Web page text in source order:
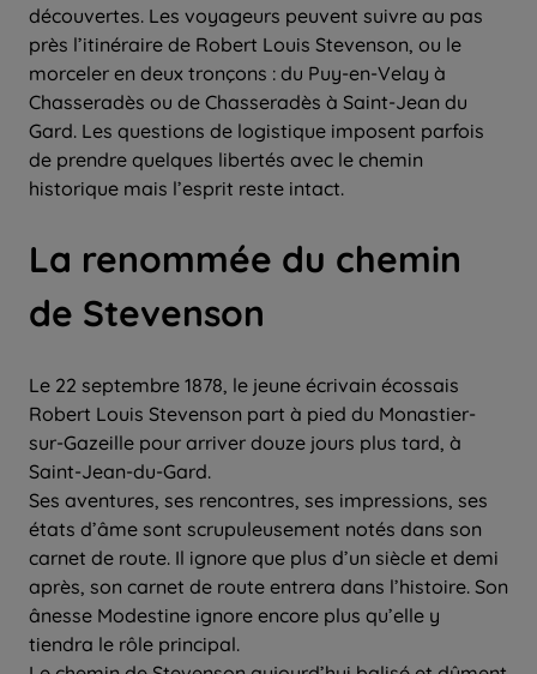
découvertes. Les voyageurs peuvent suivre au pas
près l’itinéraire de Robert Louis Stevenson, ou le
morceler en deux tronçons : du Puy-en-Velay à
Chasseradès ou de Chasseradès à Saint-Jean du
Gard. Les questions de logistique imposent parfois
de prendre quelques libertés avec le chemin
historique mais l’esprit reste intact.
La renommée du chemin
de Stevenson
Le 22 septembre 1878, le jeune écrivain écossais
Robert Louis Stevenson part à pied du Monastier-
sur-Gazeille pour arriver douze jours plus tard, à
Saint-Jean-du-Gard.
Ses aventures, ses rencontres, ses impressions, ses
états d’âme sont scrupuleusement notés dans son
carnet de route. Il ignore que plus d’un siècle et demi
après, son carnet de route entrera dans l’histoire. Son
ânesse Modestine ignore encore plus qu’elle y
tiendra le rôle principal.